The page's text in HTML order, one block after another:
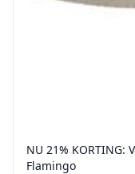
NU 21% KORTING:
Flamingo